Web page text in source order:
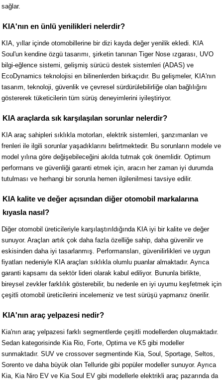
sağlar.
KIA'nın en ünlü yenilikleri nelerdir?
KIA, yıllar içinde otomobillerine bir dizi kayda değer yenilik ekledi. KIA
Soul'un kendine özgü tasarımı, şirketin tanınan Tiger Nose ızgarası, UVO
bilgi-eğlence sistemi, gelişmiş sürücü destek sistemleri (ADAS) ve
EcoDynamics teknolojisi en bilinenlerden birkaçıdır. Bu gelişmeler, KIA'nın
tasarım, teknoloji, güvenlik ve çevresel sürdürülebilirliğe olan bağlılığını
göstererek tüketicilerin tüm sürüş deneyimlerini iyileştiriyor.
KIA araçlarda sık karşılaşılan sorunlar nelerdir?
KIA araç sahipleri sıklıkla motorları, elektrik sistemleri, şanzımanları ve
frenleri ile ilgili sorunlar yaşadıklarını belirtmektedir. Bu sorunların modele ve
model yılına göre değişebileceğini akılda tutmak çok önemlidir. Optimum
performans ve güvenliği garanti etmek için, aracın her zaman iyi durumda
tutulması ve herhangi bir sorunla hemen ilgilenilmesi tavsiye edilir.
KIA kalite ve değer açısından diğer otomobil markalarına
kıyasla nasıl?
Diğer otomobil üreticileriyle karşılaştırıldığında KIA iyi bir kalite ve değer
sunuyor. Araçları artık çok daha fazla özelliğe sahip, daha güvenilir ve
eskisinden daha iyi tasarlanmış. Performansları, güvenilirlikleri ve uygun
fiyatları nedeniyle KIA araçları sıklıkla olumlu puanlar almaktadır. Ayrıca
garanti kapsamı da sektör lideri olarak kabul ediliyor. Bununla birlikte,
bireysel zevkler farklılık gösterebilir, bu nedenle en iyi uyumu keşfetmek için
çeşitli otomobil üreticilerini incelemeniz ve test sürüşü yapmanız önerilir.
KIA'nın araç yelpazesi nedir?
Kia'nın araç yelpazesi farklı segmentlerde çeşitli modellerden oluşmaktadır.
Sedan kategorisinde Kia Rio, Forte, Optima ve K5 gibi modeller
sunmaktadır. SUV ve crossover segmentinde Kia, Soul, Sportage, Seltos,
Sorento ve daha büyük olan Telluride gibi popüler modeller sunuyor. Ayrıca
Kia, Kia Niro EV ve Kia Soul EV gibi modellerle elektrikli araç pazarında da